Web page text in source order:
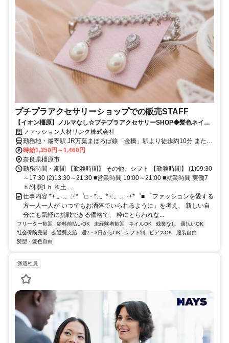
プチプラアクセサリーショップでの販売STAFF
【イオン橿原】ノルマなし☆プチプラアクセサリーSHOP◆髪色ネイル
自由◎日週払い有♪カンタンお電話登録OK
ファッション人材リンク株式会社
勤務地・最寄駅 JR万葉まほろば線「金橋」駅より徒歩約10分 または
近鉄「大和八木」駅より直通バスあり 京奈和自動車道「橿原北IC」
時給1,350円～1,460円
奈良県橿原市
勤務時間・期間 【勤務時間】 その他、シフト 【勤務時間】 (1)09:30
～17:30 (2)13:30～21:30 ■営業時間 10:00～21:00 ■就業時間 実働7
ｈ/休憩1ｈ ※土...
仕事内容 *+:。.。:+*゜□・*:.。*+:。.。:+*゜■ 「ファッションを愛する
方一人一人が いつでもお洒落でいられるように」を考え、 新しい自
分にも気軽に挑戦できる価格で、 枠にとらわれな...
フリーター歓迎 給料前払いOK 未経験者歓迎 ネイルOK 残業なし
週払いOK
社会保険完備
交通費支給 週2・3日からOK シフト制 ピアスOK
服装自由
髪型・髪色自由
派遣社員